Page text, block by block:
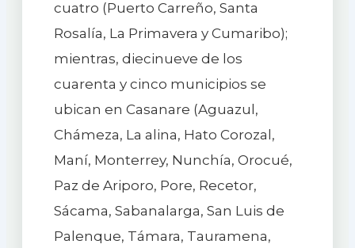
cuatro (Puerto Carreño, Santa
Rosalía, La Primavera y Cumaribo);
mientras, diecinueve de los
cuarenta y cinco municipios se
ubican en Casanare (Aguazul,
Chámeza, La alina, Hato Corozal,
Maní, Monterrey, Nunchía, Orocué,
Paz de Ariporo, Pore, Recetor,
Sácama, Sabanalarga, San Luis de
Palenque, Támara, Tauramena,